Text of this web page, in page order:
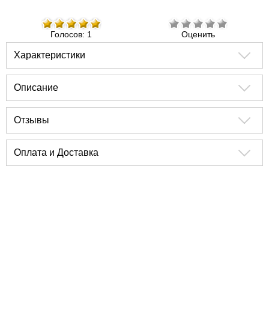
Голосов: 1 Оценить
Характеристики
Описание
Отзывы
Оплата и Доставка